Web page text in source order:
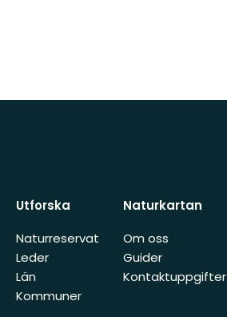
Utforska
Naturreservat
Leder
Län
Kommuner
Naturkartan
Om oss
Guider
Kontaktuppgifter